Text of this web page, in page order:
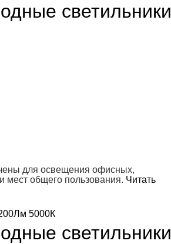
светильники
для освещения офисных,
мест общего пользования. Читать
светильники